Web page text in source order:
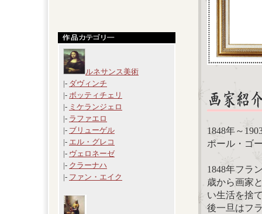
ルネサンス美術
|- ダヴィンチ
|- ボッティチェリ
|- ミケランジェロ
|- ラファエロ
|- ブリューゲル
|- エル・グレコ
|- ヴェロネーゼ
|- クラーナハ
|- ファン・エイク
1848年～
ポール・ゴ
1848年フラ
歳から画家
い生活を捨
後一旦はフ